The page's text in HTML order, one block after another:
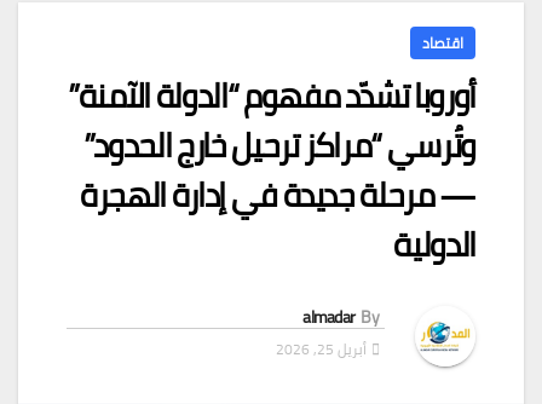
اقتصاد
أوروبا تشدّد مفهوم “الدولة الآمنة”
وتُرسي “مراكز ترحيل خارج الحدود”
— مرحلة جديدة في إدارة الهجرة
الدولية
By
almadar
أبريل 25, 2026